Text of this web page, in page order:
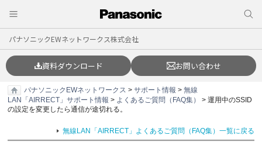
パナソニックEWネットワークス株式会社
資料ダウンロード お問い合わせ
パナソニックEWネットワークス >サポート情報 >無線
LAN「AIRRECT」サポート情報 > よくあるご質問（FAQ集）
> 運用中のSSID
の設定を変更したら通信が途切れる。
無線LAN「AIRRECT」よくあるご質問（FAQ集）一覧に戻る